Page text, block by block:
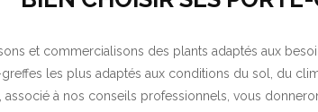
et commercialisons des plants adaptés aux
les plus adaptés aux conditions du sol, du
à nos conseils professionnels, vous